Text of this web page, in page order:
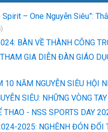
Spirit – One Nguyễn Siêu”:
BÀN VỀ THÀNH CÔNG
GIA DIỄN ĐÀN GIÁO
10 NĂM NGUYỄN SIÊU HỘI
SIÊU: NHỮNG VÒNG
- NSS SPORTS DAY
2025: NGHÊNH ĐÓN ĐỔI